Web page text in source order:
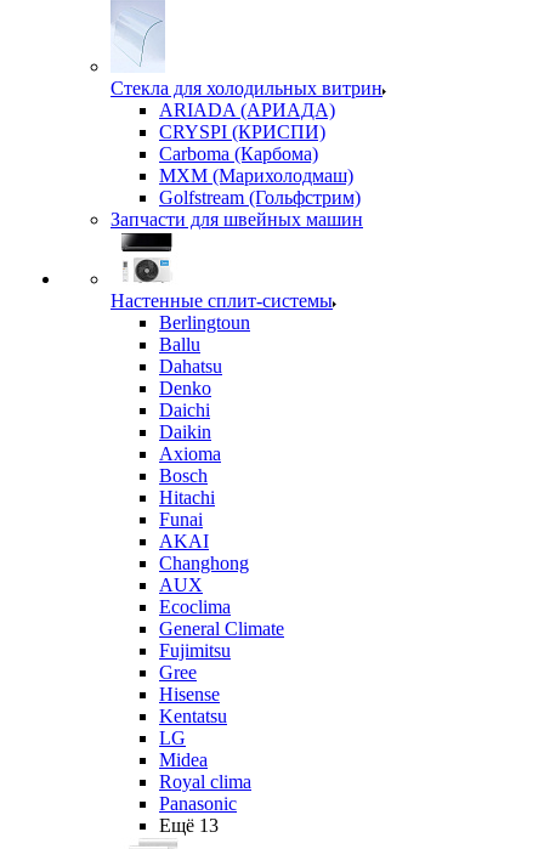
Стекла для холодильных витрин
ARIADA (АРИАДА)
CRYSPI (КРИСПИ)
Carboma (Карбома)
MXM (Марихолодмаш)
Golfstream (Гольфстрим)
Запчасти для швейных машин
Настенные сплит-системы
Berlingtoun
Ballu
Dahatsu
Denko
Daichi
Daikin
Axioma
Bosch
Hitachi
Funai
AKAI
Changhong
AUX
Ecoclima
General Climate
Fujimitsu
Gree
Hisense
Kentatsu
LG
Midea
Royal clima
Panasonic
Ещё 13